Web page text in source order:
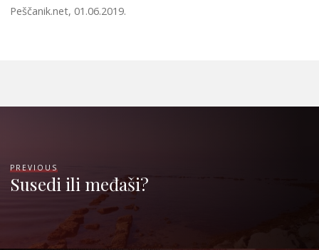
Peščanik.net, 01.06.2019.
PREVIOUS
Susedi ili međaši?